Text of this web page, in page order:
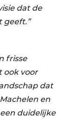
dat de
geeft.”
frisse
ook voor
dat
en
duidelijke